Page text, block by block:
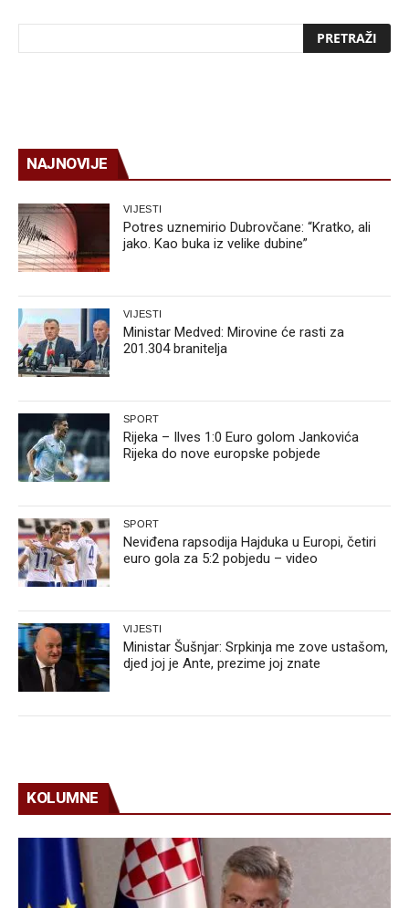
NAJNOVIJE
VIJESTI
Potres uznemirio Dubrovčane: “Kratko, ali
jako. Kao buka iz velike dubine”
VIJESTI
Ministar Medved: Mirovine će rasti za
201.304 branitelja
SPORT
Rijeka – Ilves 1:0 Euro golom Jankovića
Rijeka do nove europske pobjede
SPORT
Neviđena rapsodija Hajduka u Europi, četiri
euro gola za 5:2 pobjedu – video
VIJESTI
Ministar Šušnjar: Srpkinja me zove ustašom,
djed joj je Ante, prezime joj znate
KOLUMNE